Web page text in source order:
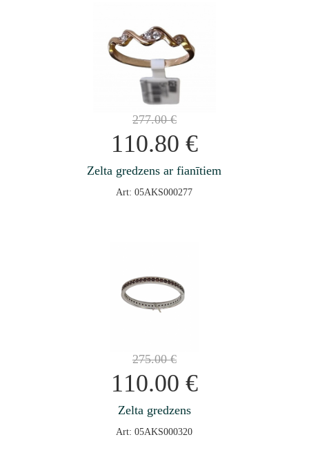
277.00€
110.80 €
Zelta gredzens ar fianītiem
Art: 05AKS000277
275.00€
110.00 €
Zelta gredzens
Art: 05AKS000320